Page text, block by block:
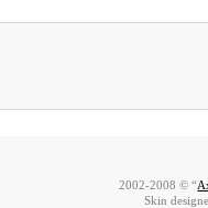
2002-2008 © “
Skin